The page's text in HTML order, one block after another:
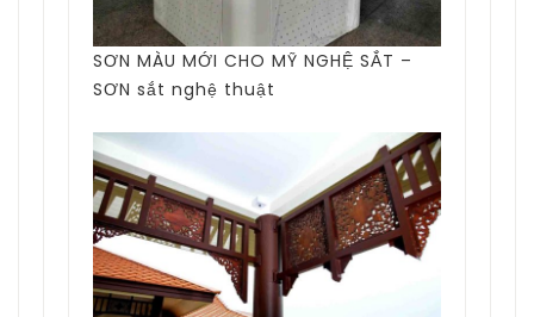
SƠN MÀU MỚI CHO MỸ NGHỆ SẮT –
SƠN sắt nghệ thuật